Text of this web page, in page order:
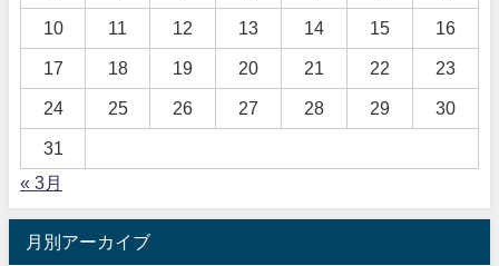
10 11 12 13 14 15 16
17 18 19 20 21 22 23
24 25 26 27 28 29 30
31
« 3月
月別アーカイブ